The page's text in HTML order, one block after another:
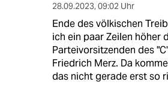
28.09.2023, 09:02 Uhr
Ende des völkischen
ich ein paar Zeilen höher
Parteivorsitzenden des
Friedrich Merz. Da
das nicht gerade erst so